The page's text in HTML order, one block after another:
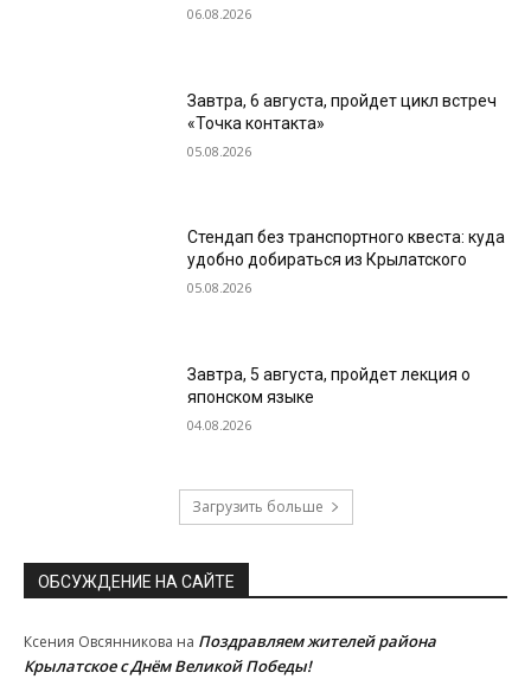
06.08.2026
Завтра, 6 августа, пройдет цикл встреч
«Точка контакта»
05.08.2026
Стендап без транспортного квеста: куда
удобно добираться из Крылатского
05.08.2026
Завтра, 5 августа, пройдет лекция о
японском языке
04.08.2026
Загрузить больше
ОБСУЖДЕНИЕ НА САЙТЕ
Ксения Овсянникова на Поздравляем жителей района
Крылатское с Днём Великой Победы!